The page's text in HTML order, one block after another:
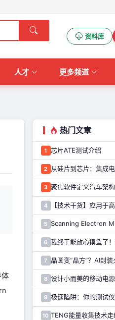
资料库
人才 更多频道
热门文章
1 芯片ATE测试介绍
2
3
4
5
6
7
8
9
10